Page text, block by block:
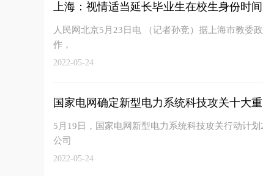
上海：视情适当延长毕业生在校生身份时间
人民网北京5月23日电 （记者孙竞）据上海市教委
作，
2022-05-24
国家电网确定新型电力系统科技攻关十大重
5月19日，国家电网新型电力系统科技攻关行动计
公司
2022-05-24